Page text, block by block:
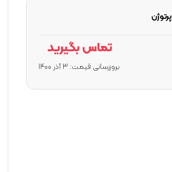
پرتوژن
تماس بگیرید
بروزرسانی قیمت: 3 آذر 1400